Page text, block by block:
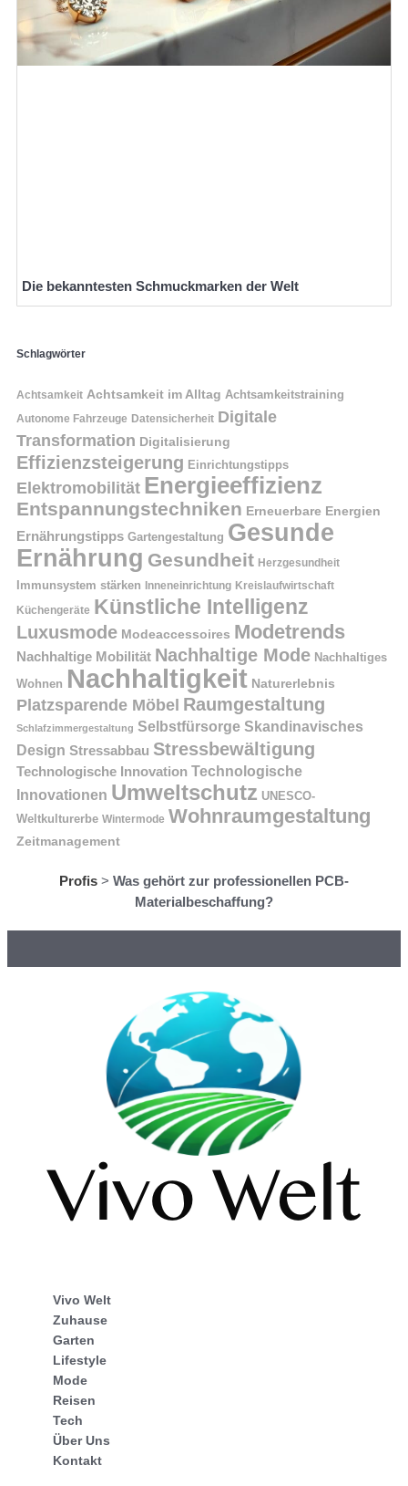
Die bekanntesten Schmuckmarken der Welt
Schlagwörter
Achtsamkeit Achtsamkeit im Alltag Achtsamkeitstraining
Autonome Fahrzeuge Datensicherheit Digitale
Transformation Digitalisierung
Effizienzsteigerung Einrichtungstipps
Elektromobilität Energieeffizienz
Entspannungstechniken Erneuerbare Energien
Ernährungstipps Gartengestaltung Gesunde
Ernährung Gesundheit Herzgesundheit
Immunsystem stärken Inneneinrichtung Kreislaufwirtschaft
Küchengeräte Künstliche Intelligenz
Luxusmode Modeaccessoires Modetrends
Nachhaltige Mobilität Nachhaltige Mode Nachhaltiges
Wohnen Nachhaltigkeit Naturerlebnis
Platzsparende Möbel Raumgestaltung
Schlafzimmergestaltung Selbstfürsorge Skandinavisches
Design Stressabbau Stressbewältigung
Technologische Innovation Technologische
Innovationen Umweltschutz UNESCO-
Weltkulturerbe Wintermode Wohnraumgestaltung
Zeitmanagement
Profis > Was gehört zur professionellen PCB-
Materialbeschaffung?
Vivo Welt
Zuhause
Garten
Lifestyle
Mode
Reisen
Tech
Über Uns
Kontakt